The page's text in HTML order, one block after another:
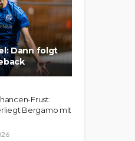
Dann folgt
Frust:
Bergamo mit